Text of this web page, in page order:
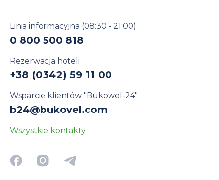
Linia informacyjna (08:30 - 21:00)
0 800 500 818
Rezerwacja hoteli
+38 (0342) 59 11 00
Wsparcie klientów "Bukowel-24"
b24@bukovel.com
Wszystkie kontakty